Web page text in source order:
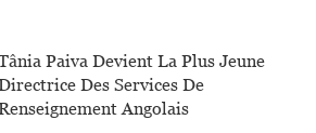
Paiva Devient La Plus Jeune
Des Services De
Angolais